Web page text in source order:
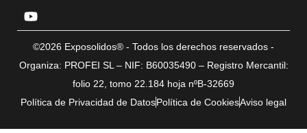
©2026 Exposolidos® - Todos los derechos reservados -
Organiza: PROFEI SL – NIF: B60035490 – Registro Mercantil:
folio 22, tomo 22.184 hoja nºB-32669
Política de Privacidad de DatosPolítica de CookiesAviso legal